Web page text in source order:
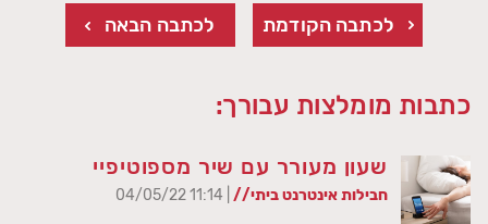
לכתבה הקודמת לכתבה הבאה
כתבות מומלצות עבורך:
שעון מעורר עם שיר מספוטיפיי
חבילות אינטרנט ביתי//